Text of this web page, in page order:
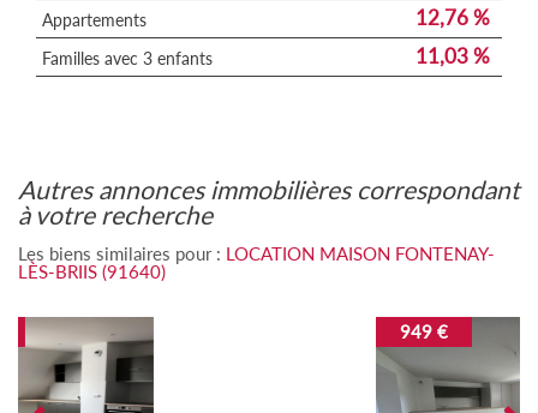
Appartements 12,76 %
Familles avec 3 enfants 11,03 %
autres annonces immobilières correspondant
à votre recherche
Les biens similaires pour : LOCATION MAISON FONTENAY-
LÈS-BRIIS (91640)